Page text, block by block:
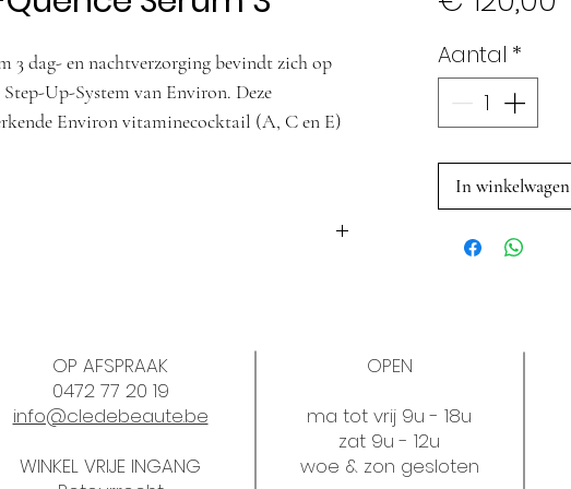
3 dag- en nachtverzorging bevindt zich op
Up-System van Environ. Deze
Environ vitaminecocktail (A, C en E)
3 ’s ochtends en ’s avonds aan (2 à 3
Aantal *
In winkelwagen
OP AFSPRAAK
0472 77 20 19
info@cledebeaute.be
WINKEL VRIJE INGANG
OPEN
ma tot vrij 9u - 18u
zat 9u - 12u
woe & zon gesloten